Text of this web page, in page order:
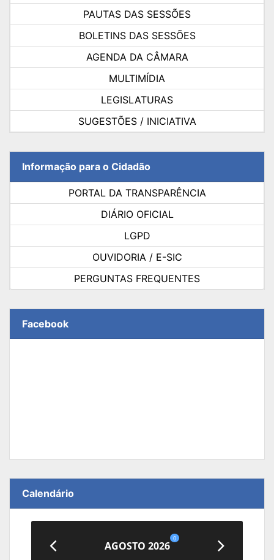
PAUTAS DAS SESSÕES
BOLETINS DAS SESSÕES
AGENDA DA CÂMARA
MULTIMÍDIA
LEGISLATURAS
SUGESTÕES / INICIATIVA
Informação para o Cidadão
PORTAL DA TRANSPARÊNCIA
DIÁRIO OFICIAL
LGPD
OUVIDORIA / E-SIC
PERGUNTAS FREQUENTES
Facebook
Calendário
AGOSTO 2026
0